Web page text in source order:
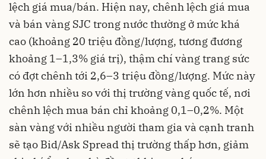
lệch giá mua/bán. Hiện nay, chênh lệch giá mua
và bán vàng SJC trong nước thường ở mức khá
cao (khoảng 20 triệu đồng/lượng, tương đương
khoảng 1–1,3% giá trị), thậm chí vàng trang sức
có đợt chênh tới 2,6–3 triệu đồng/lượng. Mức này
lớn hơn nhiều so với thị trường vàng quốc tế, nơi
chênh lệch mua bán chỉ khoảng 0,1–0,2%. Một
sàn vàng với nhiều người tham gia và cạnh tranh
sẽ tạo Bid/Ask Spread thị trường thấp hơn, giảm